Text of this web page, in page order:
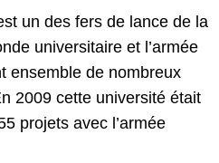
un des fers de lance de la
universitaire et l’armée
ensemble de nombreux
2009 cette université était
projets avec l’armée